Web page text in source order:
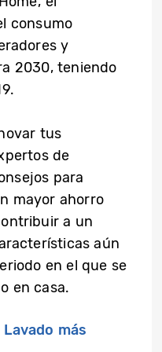
consumo
y
2030, teniendo
tus
de
para
mayor ahorro
a un
aún
en el que se
en casa.
más